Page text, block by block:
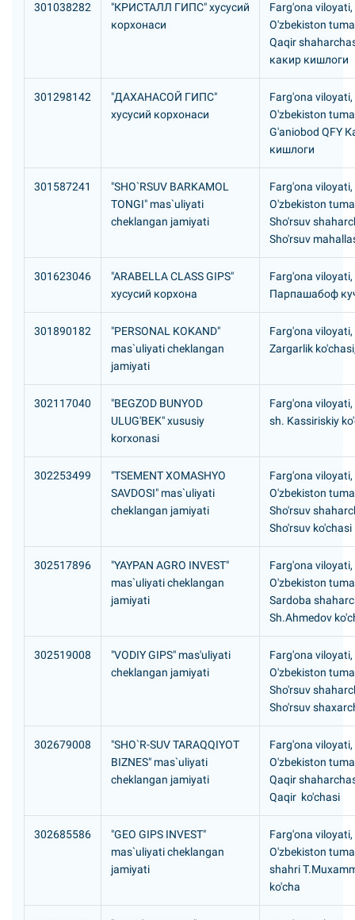
301038282
"КРИСТАЛЛ ГИПС" хусусий
корхонаси
Farg'ona viloyati,
O'zbekiston
Qaqir
какир кишлоги
301298142
"ДАХАHАСОЙ ГИПС"
хусусий корхонаси
Farg'ona viloyati,
O'zbekiston
G'aniobod QFY
кишлоги
301587241
"SHO`RSUV BARKAMOL
TONGI" mas`uliyati
cheklangan jamiyati
Farg'ona viloyati,
O'zbekiston
Sho'rsuv
Sho'rsuv
301623046
"ARABELLA CLASS GIPS"
хусусий корхона
Farg'ona viloyati,
Парпашабоф
301890182
"PERSONAL KOKAND"
mas`uliyati cheklangan
jamiyati
Farg'ona viloyati,
Zargarlik
302117040
"BEGZOD BUNYOD
ULUG'BEK" xususiy
korxonasi
Farg'ona
sh. Kassiriskiy
302253499
"TSEMENT XOMASHYO
SAVDOSI" mas`uliyati
cheklangan jamiyati
Farg'ona viloyati,
O'zbekiston
Sho'rsuv
Sho'rsuv ko'chasi
302517896
"YAYPAN AGRO INVEST"
mas`uliyati cheklangan
jamiyati
Farg'ona viloyati,
O'zbekiston
Sardoba
Sh.Ahmedov
302519008
"VODIY GIPS" mas'uliyati
cheklangan jamiyati
Farg'ona viloyati,
O'zbekiston
Sho'rsuv
Sho'rsuv
302679008
"SHO`R-SUV TARAQQIYOT
BIZNES" mas`uliyati
cheklangan jamiyati
Farg'ona viloyati,
O'zbekiston
Qaqir
Qaqir ko'chasi
302685586
"GEO GIPS INVEST"
mas`uliyati cheklangan
jamiyati
Farg'ona viloyati,
O'zbekiston
shahri
ko'cha